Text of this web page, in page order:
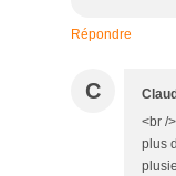
Répondre
C
<br /
plus